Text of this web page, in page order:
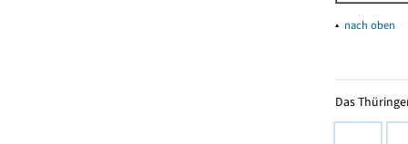
▴ nach oben
Das